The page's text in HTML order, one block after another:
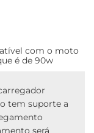
Motorola
e
Edge
Edge 50
com o moto
é de 90w
tem suporte a
será